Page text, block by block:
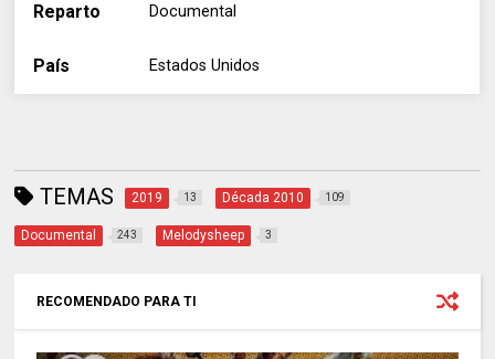
Reparto Documental
País Estados Unidos
TEMAS 2019 13 Década 2010 109
Documental 243 Melodysheep 3
RECOMENDADO PARA TI